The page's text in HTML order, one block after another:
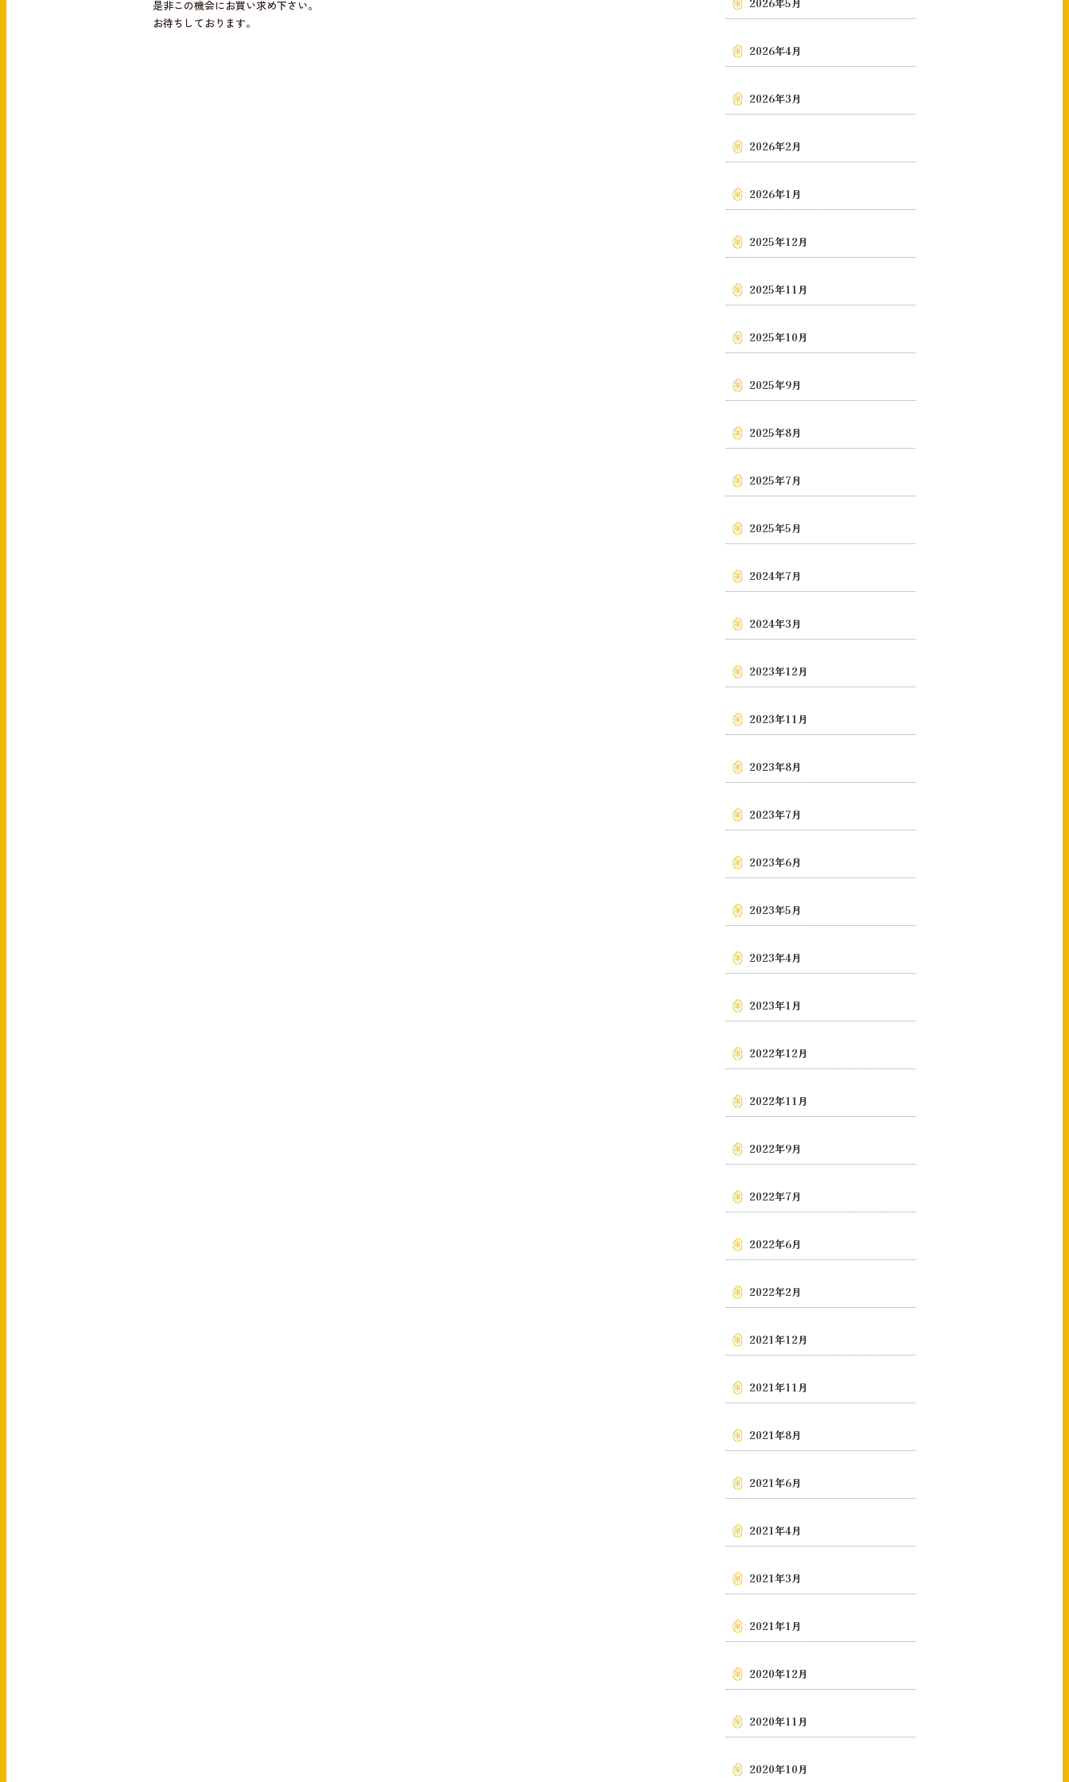
是非この機会にお買い求め下さい。
お待ちしております。
2026年4月
2026年3月
2026年2月
2026年1月
2025年12月
2025年11月
2025年10月
2025年9月
2025年8月
2025年7月
2025年5月
2024年7月
2024年3月
2023年12月
2023年11月
2023年8月
2023年7月
2023年6月
2023年5月
2023年4月
2023年1月
2022年12月
2022年11月
2022年9月
2022年7月
2022年6月
2022年2月
2021年12月
2021年11月
2021年8月
2021年6月
2021年4月
2021年3月
2021年1月
2020年12月
2020年11月
2020年10月